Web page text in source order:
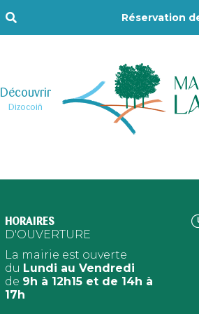
Réservation
Découvrir
Dizocoiñ
HORAIRES
D'OUVERTURE
La mairie est ouverte
du Lundi au Vendredi
de 9h à 12h15 et de 14h à
17h